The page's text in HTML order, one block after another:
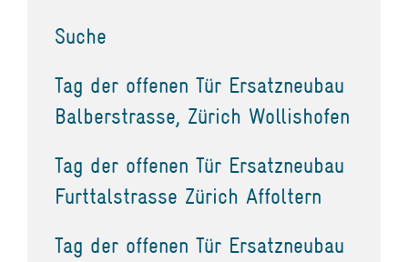
Suche
Tag der offenen Tür Ersatzneubau
Balberstrasse, Zürich Wollishofen
Tag der offenen Tür Ersatzneubau
Furttalstrasse Zürich Affoltern
Tag der offenen Tür Ersatzneubau